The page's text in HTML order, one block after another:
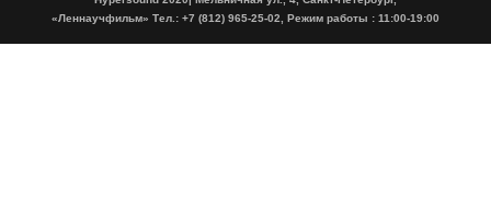
«Леннаучфильм» Тел.: +7 (812) 965-25-02, Режим работы : 11:00-19:00